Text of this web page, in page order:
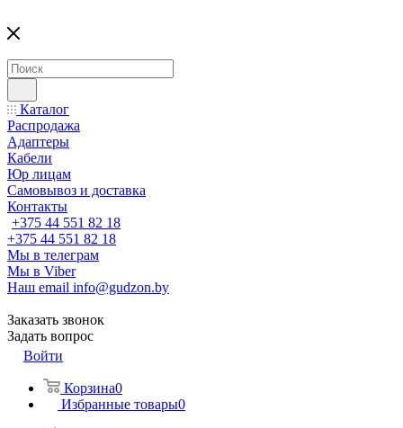
Каталог
Распродажа
Адаптеры
Кабели
Юр лицам
Самовывоз и доставка
Контакты
+375 44 551 82 18
+375 44 551 82 18
Мы в телеграм
Мы в Viber
Наш email info@gudzon.by
Заказать звонок
Задать вопрос
Войти
Корзина0
Избранные товары0